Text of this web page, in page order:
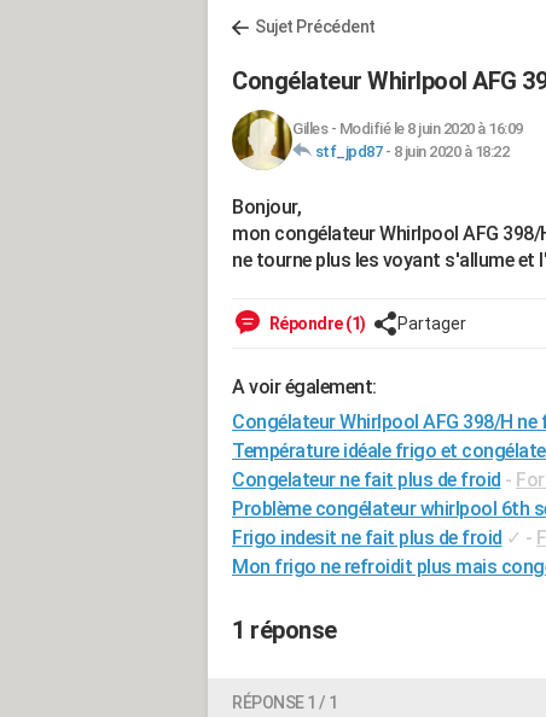
Sujet Précédent
Congélateur Whirlpool AFG
Gilles- Modifié le 8 juin 2020 à 16:09
stf_jpd87- 8 juin 2020 à 18:22
Bonjour,
mon congélateur Whirlpool AFG
ne tourne plus les voyant s'allume et
Répondre (1) Partager
A voir également:
Congélateur Whirlpool AFG 398/H
Température idéale frigo et
Congelateur ne fait plus de froid -
Problème congélateur whirlpool 6th
Frigo indesit ne fait plus de froid ✓ -
Mon frigo ne refroidit plus mais
1 réponse
RÉPONSE 1 / 1